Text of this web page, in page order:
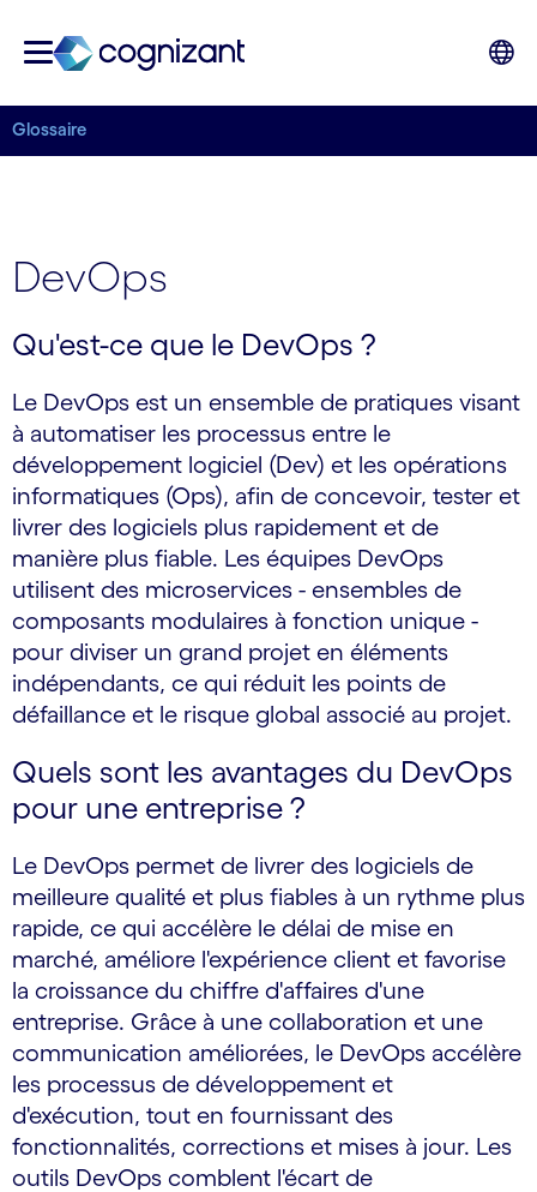
Glossaire
DevOps
Qu'est-ce que le DevOps ?
Le DevOps est un ensemble de pratiques visant
à automatiser les processus entre le
développement logiciel (Dev) et les opérations
informatiques (Ops), afin de concevoir, tester et
livrer des logiciels plus rapidement et de
manière plus fiable. Les équipes DevOps
utilisent des microservices - ensembles de
composants modulaires à fonction unique -
pour diviser un grand projet en éléments
indépendants, ce qui réduit les points de
défaillance et le risque global associé au projet.
Quels sont les avantages du DevOps
pour une entreprise ?
Le DevOps permet de livrer des logiciels de
meilleure qualité et plus fiables à un rythme plus
rapide, ce qui accélère le délai de mise en
marché, améliore l'expérience client et favorise
la croissance du chiffre d'affaires d'une
entreprise. Grâce à une collaboration et une
communication améliorées, le DevOps accélère
les processus de développement et
d'exécution, tout en fournissant des
fonctionnalités, corrections et mises à jour. Les
outils DevOps comblent l'écart de